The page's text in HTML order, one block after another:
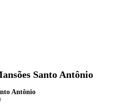
Santo Antônio
Antônio